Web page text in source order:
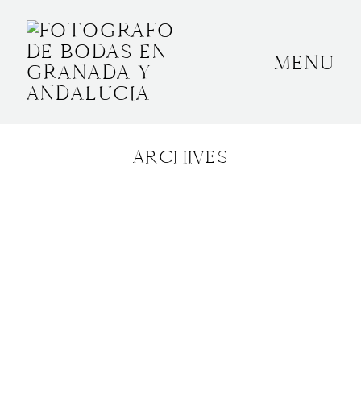
MENU
ARCHIVES
BODAS